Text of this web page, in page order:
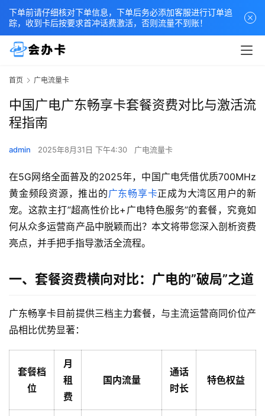
首页 广电流量卡
中国广电广东畅享卡套餐资费对比与激活流
程指南
admin 2025年8月31日 下午4:30 广电流量卡
在5G网络全面普及的2025年，中国广电凭借优质700MHz
黄金频段资源，推出的广东畅享卡正成为大湾区用户的新
宠。这款主打”超高性价比+广电特色服务”的套餐，究竟如
何从众多运营商产品中脱颖而出？本文将带您深入剖析资费
亮点，并手把手指导激活全流程。
一、套餐资费横向对比：广电的”破局”之道
广东畅享卡目前提供三档主力套餐，与主流运营商同价位产
品相比优势显著：
套餐档
位
月
租
费
国内流量
通话
时长
特色权益
下单前请仔细核对下单信息，下单后务必添加客服进行订单追
踪，收到卡后按要求首冲话费激活，否则流量不到账！